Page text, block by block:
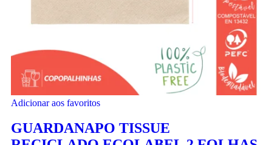
Adicionar aos favoritos
GUARDANAPO TISSUE